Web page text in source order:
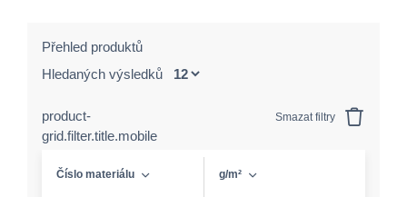
Přehled produktů
Hledaných výsledků
product-
grid.filter.title.mobile
Smazat filtry
Číslo materiálu g/m²